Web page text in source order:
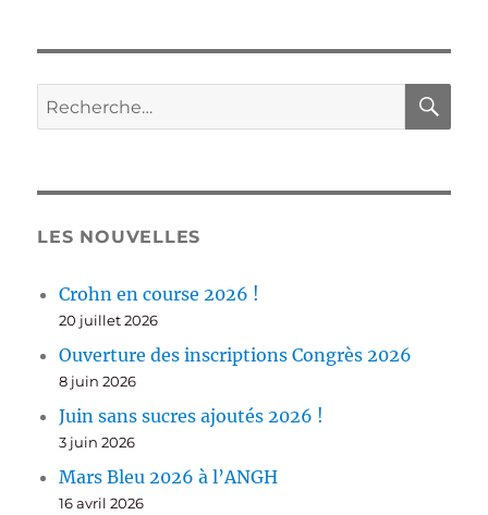
Recherche
pour :
LES NOUVELLES
Crohn en course 2026 !
20 juillet 2026
Ouverture des inscriptions Congrès 2026
8 juin 2026
Juin sans sucres ajoutés 2026 !
3 juin 2026
Mars Bleu 2026 à l’ANGH
16 avril 2026